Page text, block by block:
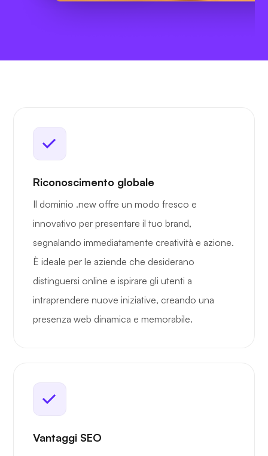
Riconoscimento globale
Il dominio .new offre un modo fresco e
innovativo per presentare il tuo brand,
segnalando immediatamente creatività e azione.
È ideale per le aziende che desiderano
distinguersi online e ispirare gli utenti a
intraprendere nuove iniziative, creando una
presenza web dinamica e memorabile.
Vantaggi SEO